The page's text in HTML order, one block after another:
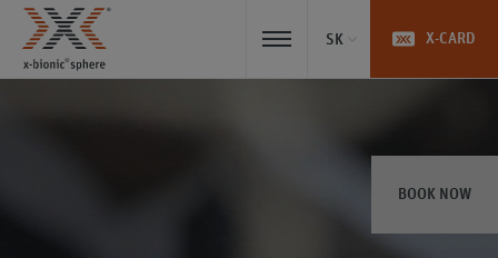
SK
BOOK NOW
X-CARD